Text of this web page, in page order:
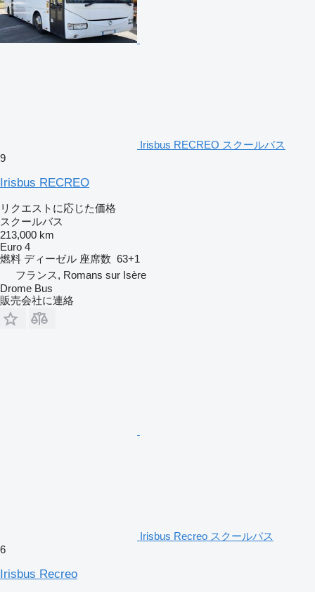
Irisbus RECREO スクールバス
9
Irisbus RECREO
リクエストに応じた価格
スクールバス
213,000 km
Euro 4
燃料 ディーゼル 座席数 63+1
フランス, Romans sur Isère
Drome Bus
販売会社に連絡
Irisbus Recreo スクールバス
6
Irisbus Recreo